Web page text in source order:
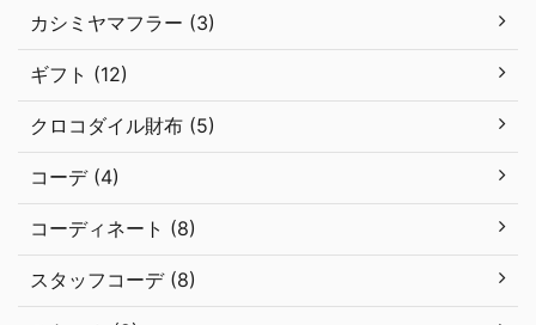
カシミヤマフラー (3)
ギフト (12)
クロコダイル財布 (5)
コーデ (4)
コーディネート (8)
スタッフコーデ (8)